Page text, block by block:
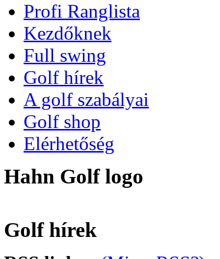
Profi Ranglista
Kezdőknek
Full swing
Golf hírek
A golf szabályai
Golf shop
Elérhetőség
Hahn Golf logo
Golf hírek